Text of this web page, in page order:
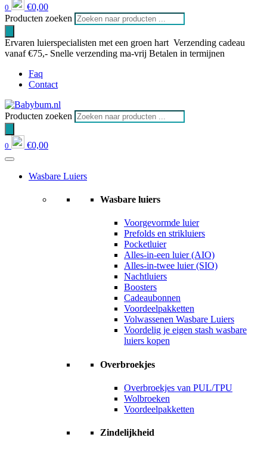
0 €0,00
Producten zoeken
Ervaren luierspecialisten met een groen hart Verzending cadeau
vanaf €75,- Snelle verzending ma-vrij Betalen in termijnen
Faq
Contact
Producten zoeken
0 €0,00
Wasbare Luiers
Wasbare luiers
Voorgevormde luier
Prefolds en strikluiers
Pocketluier
Alles-in-een luier (AIO)
Alles-in-twee luier (SIO)
Nachtluiers
Boosters
Cadeaubonnen
Voordeelpakketten
Volwassenen Wasbare Luiers
Voordelig je eigen stash wasbare
luiers kopen
Overbroekjes
Overbroekjes van PUL/TPU
Wolbroeken
Voordeelpakketten
Zindelijkheid